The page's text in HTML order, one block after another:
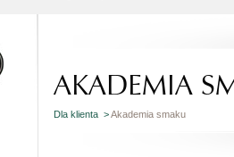
AKADEMIA
Dla klienta >Akademia smaku